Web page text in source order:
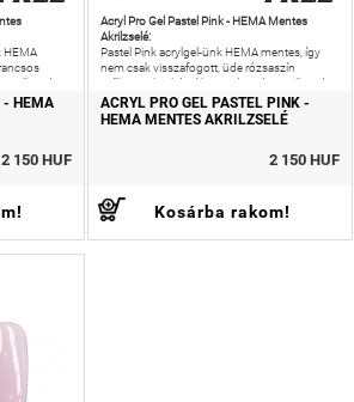
HEMA
allergiás
- HEMA
2 150 HUF
Acryl Pro Gel Pastel Pink - HEMA Mentes
Akrilzselé:
Pastel Pink acrylgel-ünk HEMA mentes, így
nem csak visszafogott, üde rózsaszín
műkörmöket készíthetsz, de még az allergiás
reakciók kockázatát is csökkentheted!
ACRYL PRO GEL PASTEL PINK -
HEMA MENTES AKRILZSELÉ
2 150 HUF
Kosárba rakom!